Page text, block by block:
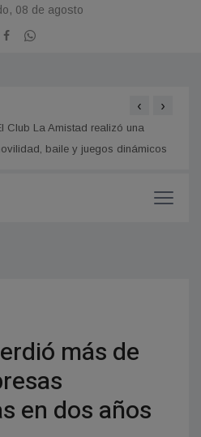
08 de agosto
Club La Amistad realizó una
baile y juegos dinámicos
‹ ›
más de
en dos años